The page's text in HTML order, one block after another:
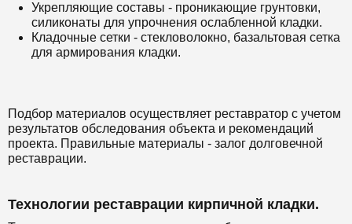
Укрепляющие составы - проникающие грунтовки,
силиконаты для упрочнения ослабленной кладки.
Кладочные сетки - стекловолокно, базальтовая сетка
для армирования кладки.
Подбор материалов осуществляет реставратор с учетом
результатов обследования объекта и рекомендаций
проекта. Правильные материалы - залог долговечной
реставрации.
Технологии реставрации кирпичной кладки.